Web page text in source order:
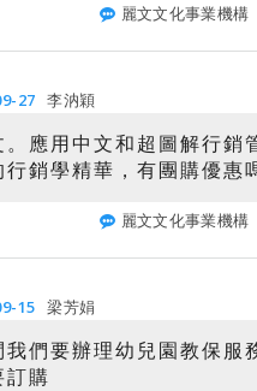
麗文文化事業機構
。應用中文和超圖解行銷
行銷學精華，有團購優惠
麗文文化事業機構
27 李汭穎
我們要辦理幼兒園教保服
訂購
15 梁芳娟